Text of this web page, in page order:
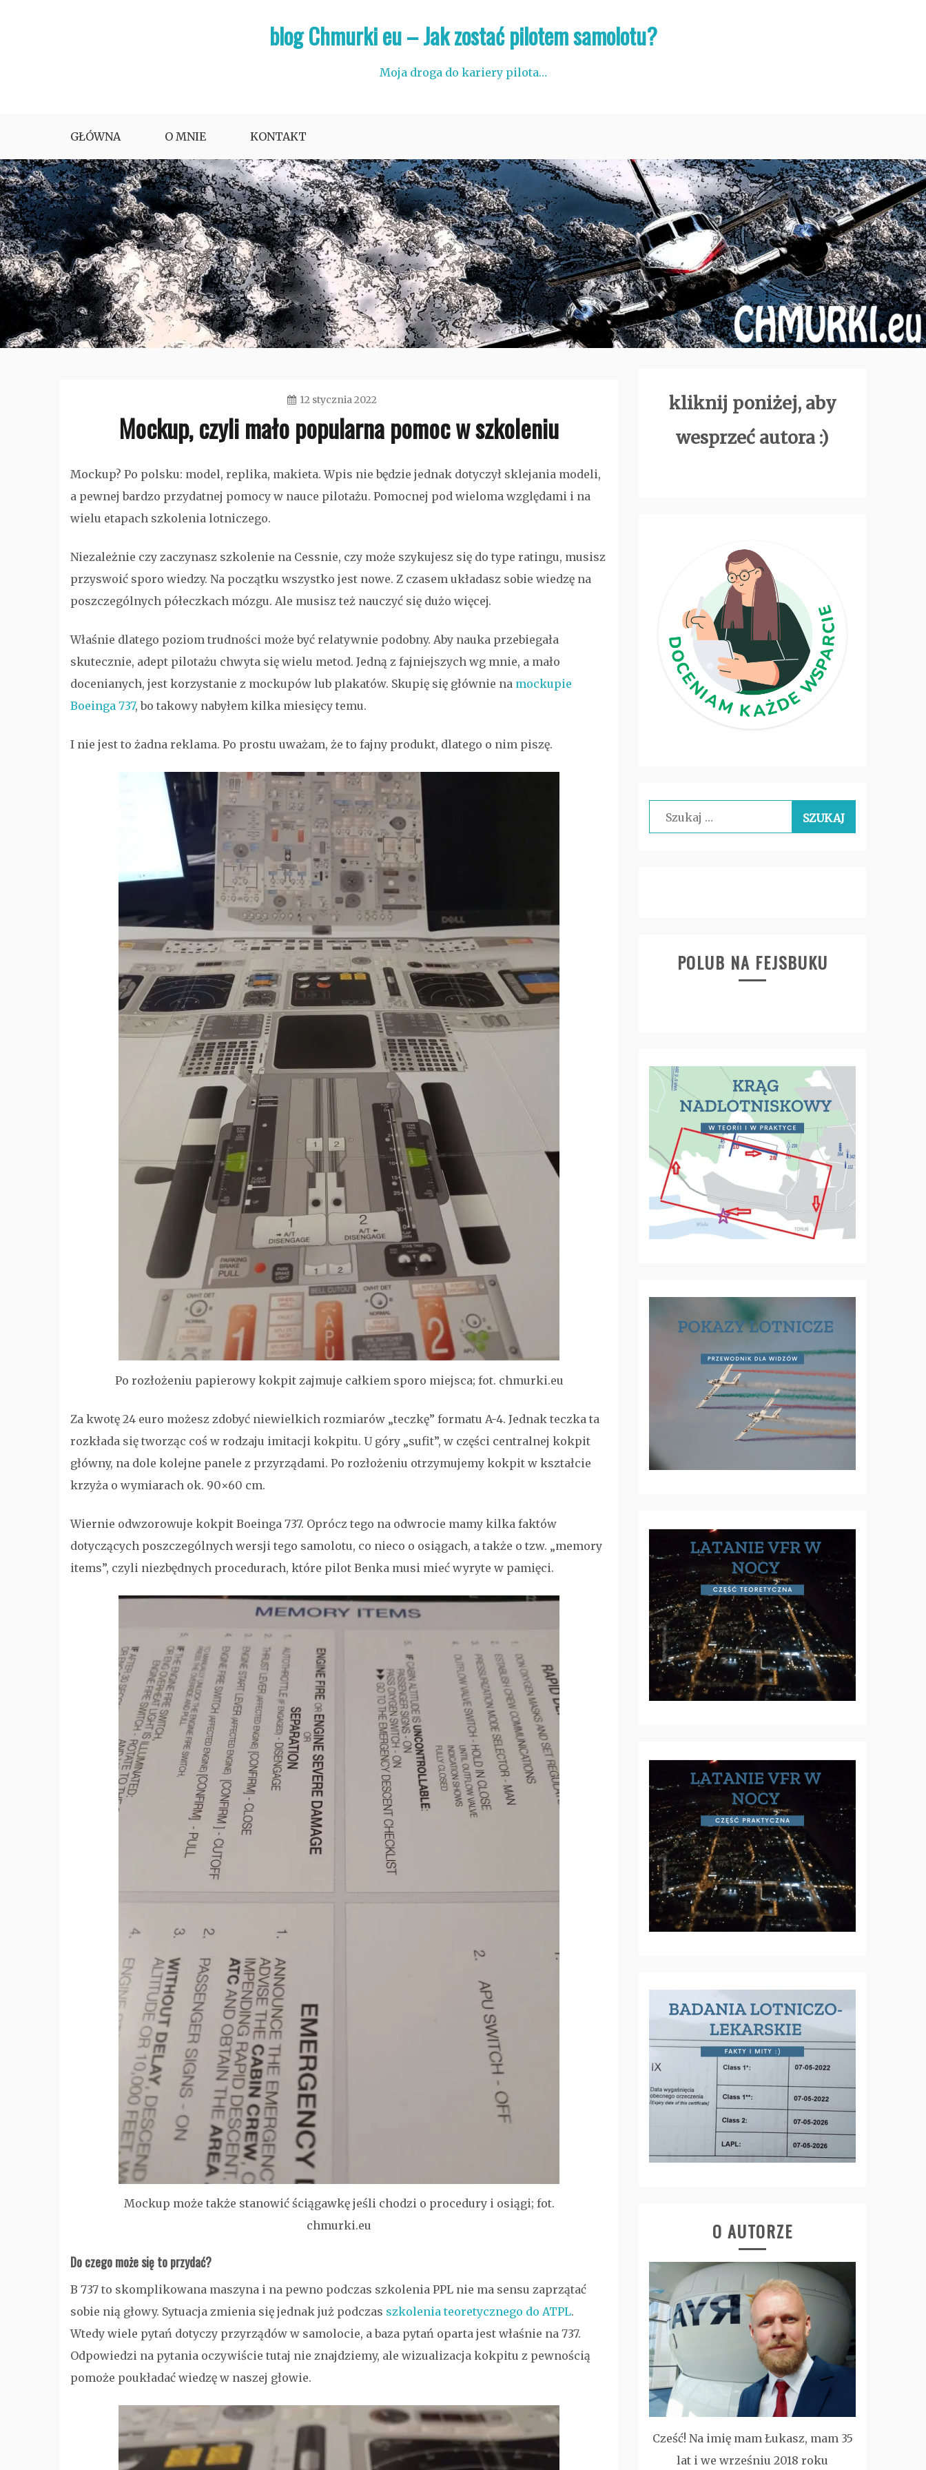
blog Chmurki eu – Jak zostać pilotem samolotu?
Moja droga do kariery pilota…
GŁÓWNA O MNIE KONTAKT
12 stycznia 2022
Mockup, czyli mało popularna pomoc w szkoleniu
kategorii
Mockup? Po polsku: model, replika, makieta. Wpis nie będzie jednak dotyczył sklejania modeli,
a pewnej bardzo przydatnej pomocy w nauce pilotażu. Pomocnej pod wieloma względami i na
wielu etapach szkolenia lotniczego.
Niezależnie czy zaczynasz szkolenie na Cessnie, czy może szykujesz się do type ratingu, musisz
przyswoić sporo wiedzy. Na początku wszystko jest nowe. Z czasem układasz sobie wiedzę na
poszczególnych półeczkach mózgu. Ale musisz też nauczyć się dużo więcej.
Właśnie dlatego poziom trudności może być relatywnie podobny. Aby nauka przebiegała
skutecznie, adept pilotażu chwyta się wielu metod. Jedną z fajniejszych wg mnie, a mało
docenianych, jest korzystanie z mockupów lub plakatów. Skupię się głównie na mockupie
Boeinga 737, bo takowy nabyłem kilka miesięcy temu.
I nie jest to żadna reklama. Po prostu uważam, że to fajny produkt, dlatego o nim piszę.
Po rozłożeniu papierowy kokpit zajmuje całkiem sporo miejsca; fot. chmurki.eu
Za kwotę 24 euro możesz zdobyć niewielkich rozmiarów „teczkę” formatu A-4. Jednak teczka ta
rozkłada się tworząc coś w rodzaju imitacji kokpitu. U góry „sufit”, w części centralnej kokpit
główny, na dole kolejne panele z przyrządami. Po rozłożeniu otrzymujemy kokpit w kształcie
krzyża o wymiarach ok. 90×60 cm.
Wiernie odwzorowuje kokpit Boeinga 737. Oprócz tego na odwrocie mamy kilka faktów
dotyczących poszczególnych wersji tego samolotu, co nieco o osiągach, a także o tzw. „memory
items”, czyli niezbędnych procedurach, które pilot Benka musi mieć wyryte w pamięci.
Mockup może także stanowić ściągawkę jeśli chodzi o procedury i osiągi; fot.
chmurki.eu
Do czego może się to przydać?
B 737 to skomplikowana maszyna i na pewno podczas szkolenia PPL nie ma sensu zaprzątać
sobie nią głowy. Sytuacja zmienia się jednak już podczas szkolenia teoretycznego do ATPL.
Wtedy wiele pytań dotyczy przyrządów w samolocie, a baza pytań oparta jest właśnie na 737.
Odpowiedzi na pytania oczywiście tutaj nie znajdziemy, ale wizualizacja kokpitu z pewnością
pomoże poukładać wiedzę w naszej głowie.
kliknij poniżej, aby
wesprzeć autora :)
Szukaj:
POLUB NA FEJSBUKU
O AUTORZE
Cześć! Na imię mam Łukasz, mam 35
lat i we wrześniu 2018 roku